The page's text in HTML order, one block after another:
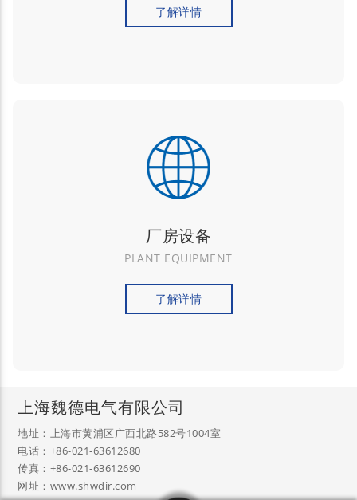
了解详情
厂房设备
PLANT EQUIPMENT
了解详情
上海魏德电气有限公司
地址：上海市黄浦区广西北路582号1004室
电话：+86-021-63612680
传真：+86-021-63612690
网址：www.shwdir.com